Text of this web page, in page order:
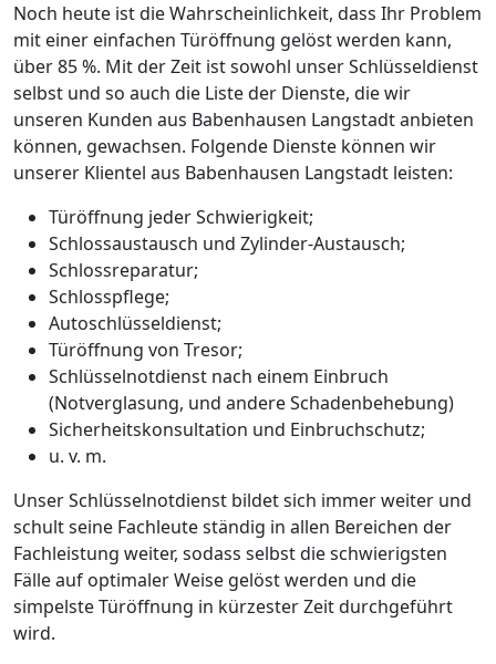
Noch heute ist die Wahrscheinlichkeit, dass Ihr Problem
mit einer einfachen Türöffnung gelöst werden kann,
über 85 %. Mit der Zeit ist sowohl unser Schlüsseldienst
selbst und so auch die Liste der Dienste, die wir
unseren Kunden aus Babenhausen Langstadt anbieten
können, gewachsen. Folgende Dienste können wir
unserer Klientel aus Babenhausen Langstadt leisten:
Türöffnung jeder Schwierigkeit;
Schlossaustausch und Zylinder-Austausch;
Schlossreparatur;
Schlosspflege;
Autoschlüsseldienst;
Türöffnung von Tresor;
Schlüsselnotdienst nach einem Einbruch
(Notverglasung, und andere Schadenbehebung)
Sicherheitskonsultation und Einbruchschutz;
u. v. m.
Unser Schlüsselnotdienst bildet sich immer weiter und
schult seine Fachleute ständig in allen Bereichen der
Fachleistung weiter, sodass selbst die schwierigsten
Fälle auf optimaler Weise gelöst werden und die
simpelste Türöffnung in kürzester Zeit durchgeführt
wird.